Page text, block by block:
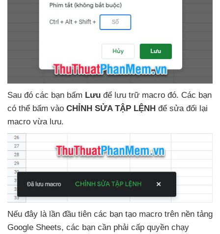
Sau đó các bạn bấm Lưu để lưu trữ macro đó. Các bạn
có thể bấm vào CHỈNH SỬA TẬP LỆNH để sửa đổi lại
macro vừa lưu.
Nếu đây là lần đầu tiên các bạn tạo macro trên nền tảng
Google Sheets, các bạn cần phải cấp quyền chạy